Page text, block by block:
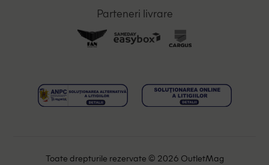
Parteneri livrare
Toate drepturile rezervate © 2026 OutletMag